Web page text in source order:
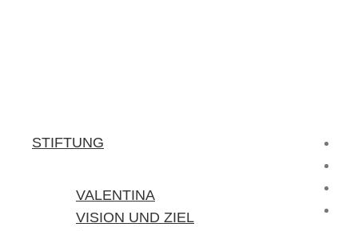
STIFTUNG
VALENTINA
VISION UND ZIEL